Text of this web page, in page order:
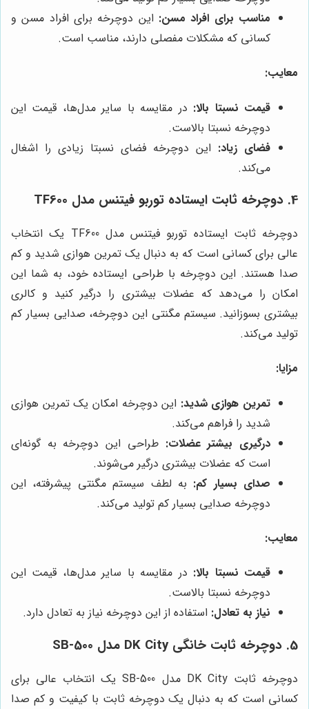
مناسب برای افراد مسن: این دوچرخه برای افراد مسن و
کسانی که مشکلات مفصلی دارند، مناسب است.
معایب:
قیمت نسبتا بالا: در مقایسه با سایر مدل‌ها، قیمت این
دوچرخه نسبتا بالاست.
فضای زیاد: این دوچرخه فضای نسبتا زیادی را اشغال
می‌کند.
4. دوچرخه ثابت ایستاده توربو فیتنس مدل TF600
دوچرخه ثابت ایستاده توربو فیتنس مدل TF600 یک انتخاب
عالی برای کسانی است که به دنبال یک تمرین هوازی شدید و کم
صدا هستند. این دوچرخه با طراحی ایستاده خود، به شما این
امکان را می‌دهد که عضلات بیشتری را درگیر کنید و کالری
بیشتری بسوزانید. سیستم مگنتی این دوچرخه، صدایی بسیار کم
تولید می‌کند.
مزایا:
تمرین هوازی شدید: این دوچرخه امکان یک تمرین هوازی
شدید را فراهم می‌کند.
درگیری بیشتر عضلات: طراحی این دوچرخه به گونه‌ای
است که عضلات بیشتری درگیر می‌شوند.
صدای بسیار کم: به لطف سیستم مگنتی پیشرفته، این
دوچرخه صدایی بسیار کم تولید می‌کند.
معایب:
قیمت نسبتا بالا: در مقایسه با سایر مدل‌ها، قیمت این
دوچرخه نسبتا بالاست.
نیاز به تعادل: استفاده از این دوچرخه نیاز به تعادل دارد.
5. دوچرخه ثابت خانگی DK City مدل SB-500
دوچرخه ثابت DK City مدل SB-500 یک انتخاب عالی برای
کسانی است که به دنبال یک دوچرخه ثابت با کیفیت و کم صدا